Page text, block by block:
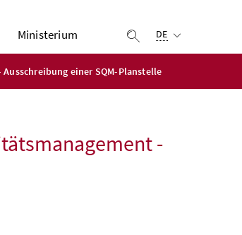
Ministerium Suche einblenden
DE
einer SQM-Planstelle
-